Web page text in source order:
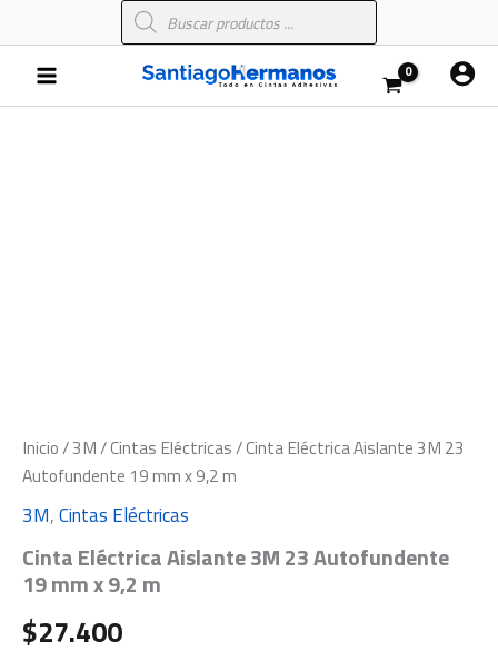
al
contenido
Búsqueda
de
Main
Menu
Inicio/3M/Cintas Eléctricas/ Cinta Eléctrica Aislante 3M 23
Autofundente 19 mm x 9,2 m
3M,Cintas Eléctricas
Cinta Eléctrica Aislante 3M 23 Autofundente
19 mm x 9,2 m
$27.400